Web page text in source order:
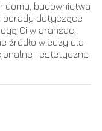
budownictwa
porady dotyczące
Ci w aranżacji
źródło wiedzy dla
i estetyczne